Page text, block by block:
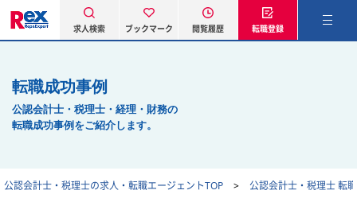
求人検索 ブックマーク 閲覧履歴 転職登録
転職成功事例
公認会計士・税理士・経理・財務の
転職成功事例をご紹介します。
公認会計士・税理士の求人・転職エージェントTOP 公認会計士・税理士 転